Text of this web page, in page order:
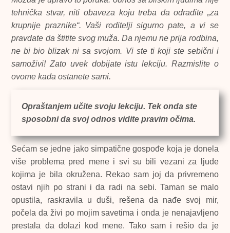
tehnička stvar, niti obaveza koju treba da odradite „za
krupnije praznike“. Vaši roditelji sigurno pate, a vi se
pravdate da štitite svog muža. Da njemu ne prija rodbina,
ne bi bio blizak ni sa svojom. Vi ste ti koji ste sebični i
samoživi! Zato uvek dobijate istu lekciju. Razmislite o
ovome kada ostanete sami.
Opraštanjem učite svoju lekciju. Tek onda ste
sposobni da svoj odnos vidite pravim očima.
Sećam se jedne jako simpatične gospođe koja je donela
više problema pred mene i svi su bili vezani za ljude
kojima je bila okružena. Rekao sam joj da privremeno
ostavi njih po strani i da radi na sebi. Taman se malo
opustila, raskravila u duši, rešena da nađe svoj mir,
počela da živi po mojim savetima i onda je nenajavljeno
prestala da dolazi kod mene. Tako sam i rešio da je